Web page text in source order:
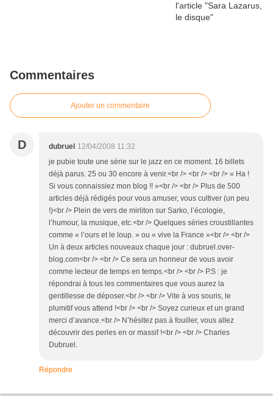
Commentaires
Ajouter un commentaire
D dubruel 12/04/2008 11:32
je pubie toute une série sur le jazz en ce moment. 16 billets
déjà parus. 25 ou 30 encore à venir.<br /> <br /> <br /> « Ha !
Si vous connaissiez mon blog !! »<br /> <br /> Plus de 500
articles déjà rédigés pour vous amuser, vous cultiver (un peu
!)<br /> Plein de vers de mirliton sur Sarko, l’écologie,
l’humour, la musique, etc.<br /> Quelques séries croustillantes
comme « l’ours et le loup. » ou « vive la France »<br /> <br />
Un à deux articles nouveaux chaque jour : dubruel.over-
blog.com<br /> <br /> Ce sera un honneur de vous avoir
comme lecteur de temps en temps.<br /> <br /> P.S : je
répondrai à tous les commentaires que vous aurez la
gentillesse de déposer.<br /> <br /> Vite à vos souris, le
plumitif vous attend !<br /> <br /> Soyez curieux et un grand
merci d’avance.<br /> N’hésitez pas à fouiller, vous allez
découvrir des perles en or massif !<br /> <br /> Charles
Dubruel.
Répondre